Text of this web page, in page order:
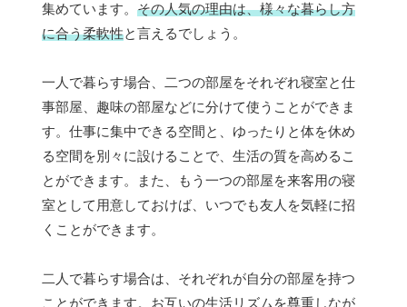
集めています。 その人気の理由は、様々な暮らし方
に合う柔軟性と言えるでしょう。
一人で暮らす場合、二つの部屋をそれぞれ寝室と仕
事部屋、趣味の部屋などに分けて使うことができま
す。仕事に集中できる空間と、ゆったりと体を休め
る空間を別々に設けることで、生活の質を高めるこ
とができます。また、もう一つの部屋を来客用の寝
室として用意しておけば、いつでも友人を気軽に招
くことができます。
二人で暮らす場合は、それぞれが自分の部屋を持つ
ことができます。お互いの生活リズムを尊重しなが